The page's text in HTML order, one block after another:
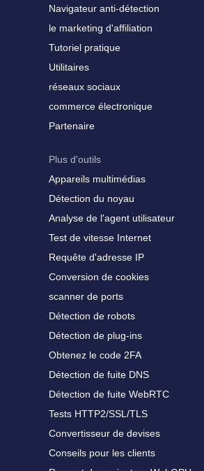
Navigateur anti-détection
le marketing d'affiliation
Tutoriel pratique
Utilitaires
réseaux sociaux
commerce électronique
Partenaire
Plus d'outils
Appareils multimédias
Détection du noyau
Analyse de l'agent utilisateur
Test de vitesse Internet
Requête d'adresse IP
Conversion de cookies
scanner de ports
Détection de robots
Détection de plug-ins
Obtenez le code 2FA
Détection de fuite DNS
Détection de fuite WebRTC
Tests HTTP2/SSL/TLS
Convertisseur de devises
Conseils pour les clients